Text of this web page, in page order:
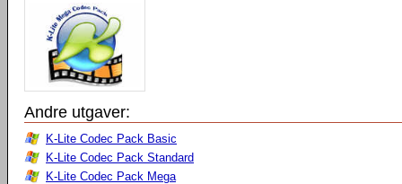
Andre utgaver:
K-Lite Codec Pack Basic
K-Lite Codec Pack Standard
K-Lite Codec Pack Mega